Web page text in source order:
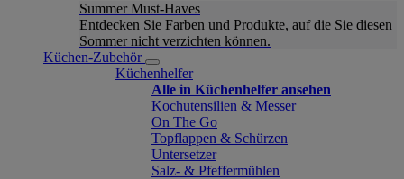
Summer Must-Haves
Entdecken Sie Farben und Produkte, auf die Sie diesen
Sommer nicht verzichten können.
Küchen-Zubehör
Küchenhelfer
Alle in Küchenhelfer ansehen
Kochutensilien & Messer
On The Go
Topflappen & Schürzen
Untersetzer
Salz- & Pfeffermühlen